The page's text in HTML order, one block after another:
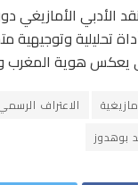
الأدبي الأمازيغي
تحليلية
يعكس هوية المغرب
الاعتراف
بوهدوز